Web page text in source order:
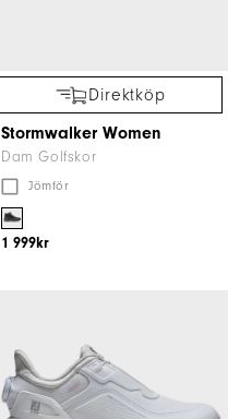
Direktköp
Stormwalker Women
Dam Golfskor
Jömför
1 999kr